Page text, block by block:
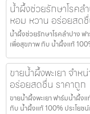
น้ำผึ้งช่วยรักษาโรคล
หอม หวาน อร่อยสด
น้ำผึ้งช่วยรักษาโรคลำปาง
เพื่อสุขภาพ กับ น้ำผึ้งแท้
ขายน้ำผึ้งพะเยา จำ
อร่อยสดชื่น ราคาถูก
ขายน้ำผึ้งพะเยา ฟาร์มน้ำผึ้ง
กับ น้ำผึ้งแท้ 100% ประโยช